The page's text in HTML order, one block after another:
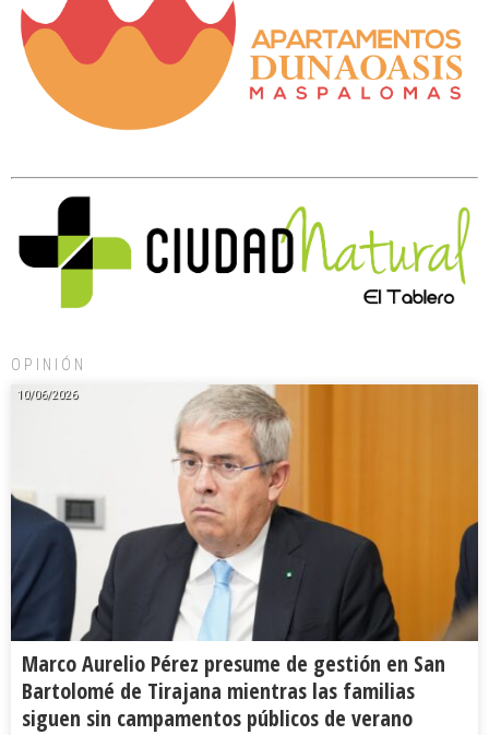
OPINIÓN
10/06/2026
Marco Aurelio Pérez presume de gestión en San
Bartolomé de Tirajana mientras las familias
siguen sin campamentos públicos de verano